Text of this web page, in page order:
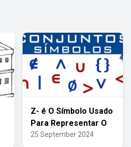
Z- é O Símbolo Usado
Para Representar O
25 September 2024